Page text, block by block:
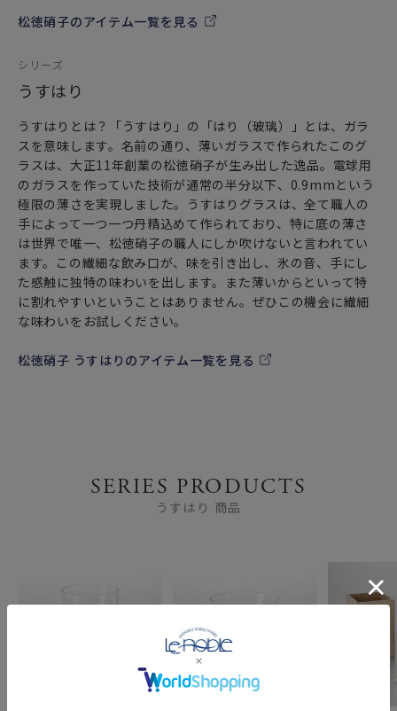
松徳硝子のアイテム一覧を見る
シリーズ
うすはり
うすはりとは？「うすはり」の「はり（玻璃）」とは、ガラ
スを意味します。名前の通り、薄いガラスで作られたこのグ
ラスは、大正11年創業の松徳硝子が生み出した逸品。電球用
のガラスを作っていた技術が通常の半分以下、0.9mmという
極限の薄さを実現しました。うすはりグラスは、全て職人の
手によって一つ一つ丹精込めて作られており、特に底の薄さ
は世界で唯一、松徳硝子の職人にしか吹けないと言われてい
ます。この繊細な飲み口が、味を引き出し、氷の音、手にし
た感触に独特の味わいを出します。また薄いからといって特
に割れやすいということはありません。ぜひこの機会に繊細
な味わいをお試しください。
松徳硝子 うすはりのアイテム一覧を見る
SERIES PRODUCTS
うすはり 商品